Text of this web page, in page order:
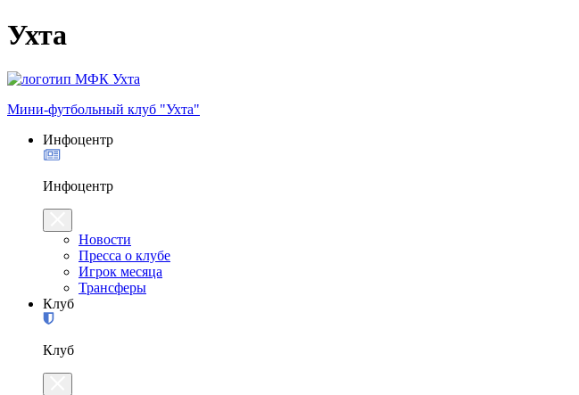
Ухта
Мини-футбольный клуб "Ухта"
Инфоцентр
Инфоцентр
Новости
Пресса о клубе
Игрок месяца
Трансферы
Клуб
Клуб